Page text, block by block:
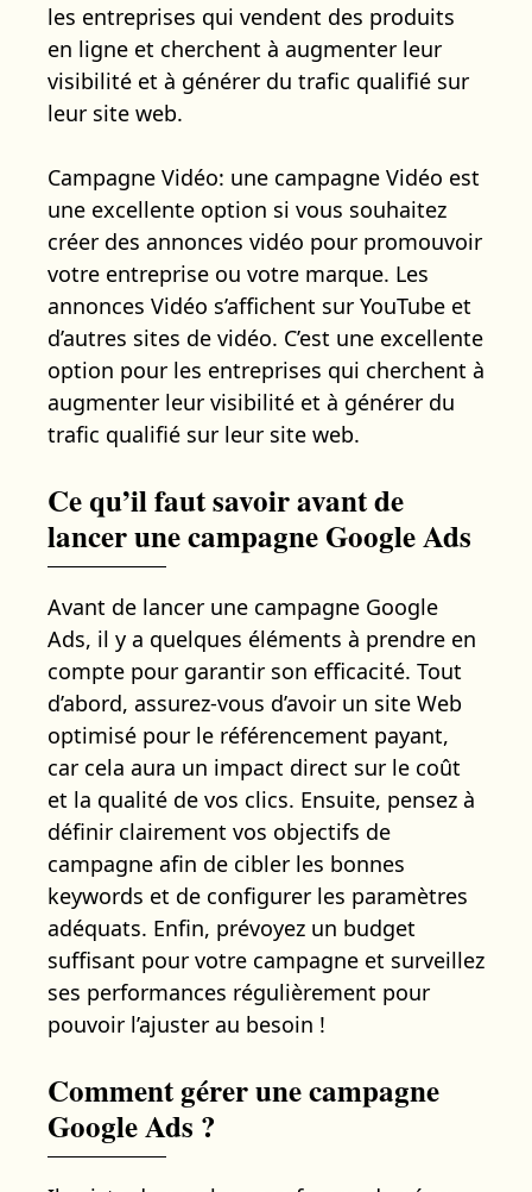
les entreprises qui vendent des produits
en ligne et cherchent à augmenter leur
visibilité et à générer du trafic qualifié sur
leur site web.
Campagne Vidéo: une campagne Vidéo est
une excellente option si vous souhaitez
créer des annonces vidéo pour promouvoir
votre entreprise ou votre marque. Les
annonces Vidéo s’affichent sur YouTube et
d’autres sites de vidéo. C’est une excellente
option pour les entreprises qui cherchent à
augmenter leur visibilité et à générer du
trafic qualifié sur leur site web.
Ce qu’il faut savoir avant de
lancer une campagne Google Ads
Avant de lancer une campagne Google
Ads, il y a quelques éléments à prendre en
compte pour garantir son efficacité. Tout
d’abord, assurez-vous d’avoir un site Web
optimisé pour le référencement payant,
car cela aura un impact direct sur le coût
et la qualité de vos clics. Ensuite, pensez à
définir clairement vos objectifs de
campagne afin de cibler les bonnes
keywords et de configurer les paramètres
adéquats. Enfin, prévoyez un budget
suffisant pour votre campagne et surveillez
ses performances régulièrement pour
pouvoir l’ajuster au besoin !
Comment gérer une campagne
Google Ads ?